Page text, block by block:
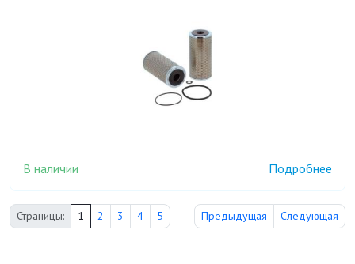
В наличии Подробнее
Страницы: 1 2 3 4 5 Предыдущая Следующая